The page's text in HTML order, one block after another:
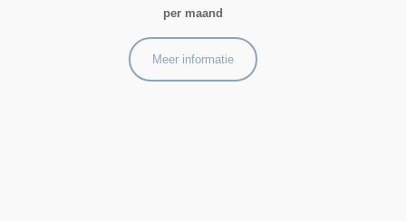
per maand
Meer informatie